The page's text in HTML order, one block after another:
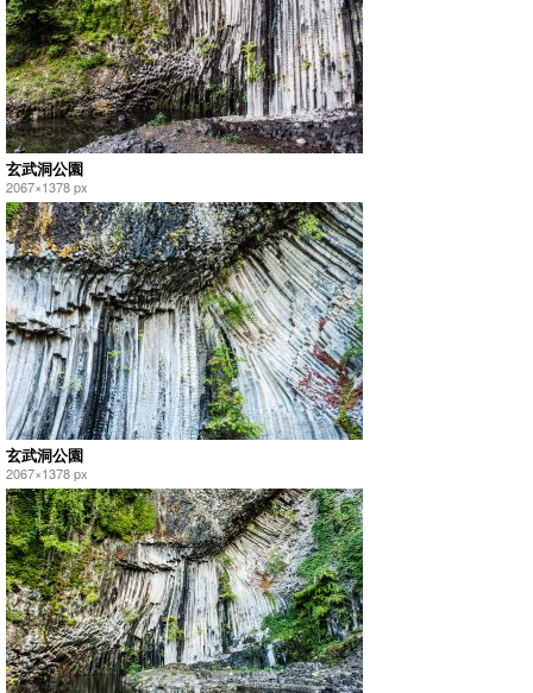
玄武洞公園
2067×1378 px
玄武洞公園
2067×1378 px